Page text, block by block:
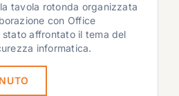
tavola rotonda organizzata
con Office
affrontato il tema del
informatica.